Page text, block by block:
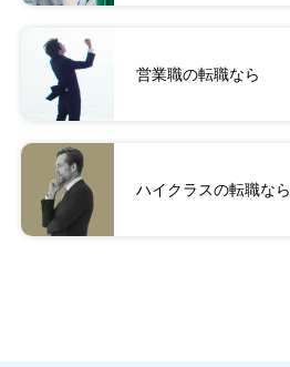
営業職の転職なら
ハイクラスの転職なら